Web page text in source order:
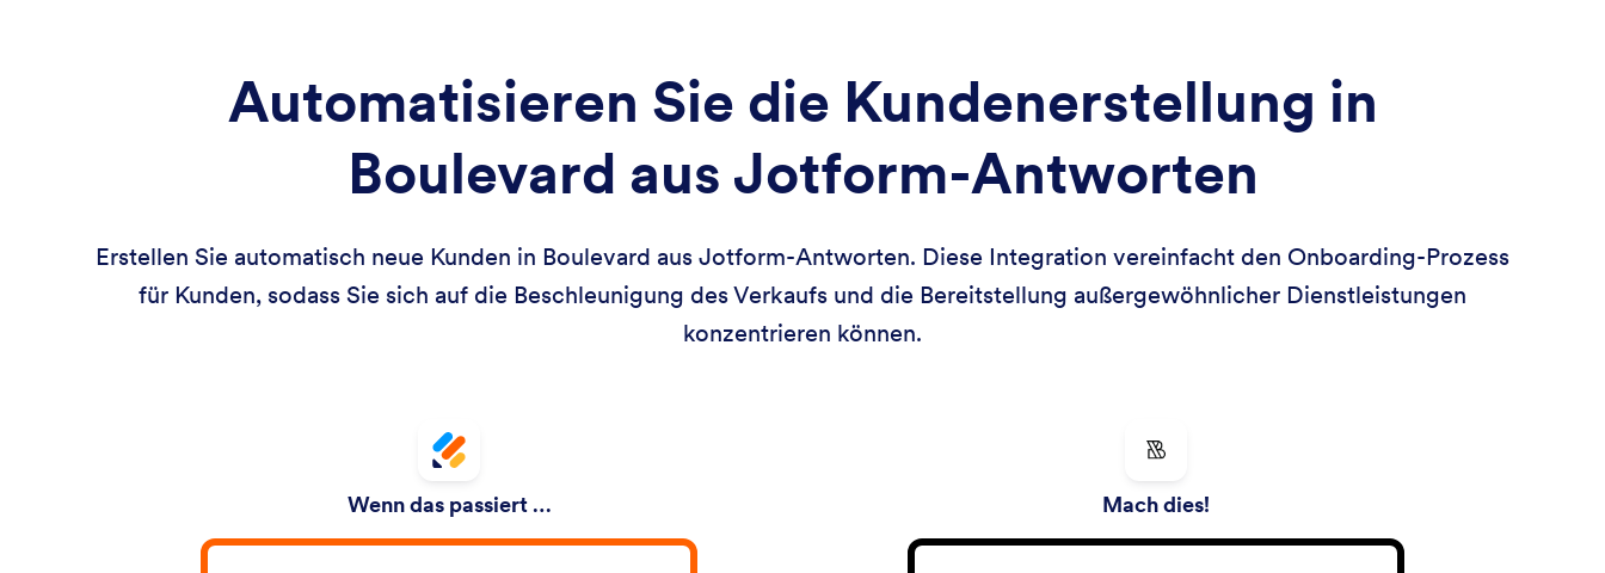
Automatisieren Sie die Kundenerstellung in
Boulevard aus Jotform-Antworten
Erstellen Sie automatisch neue Kunden in Boulevard aus Jotform-Antworten. Diese Integration vereinfacht den Onboarding-Prozess
für Kunden, sodass Sie sich auf die Beschleunigung des Verkaufs und die Bereitstellung außergewöhnlicher Dienstleistungen
konzentrieren können.
Wenn das passiert … Mach dies!